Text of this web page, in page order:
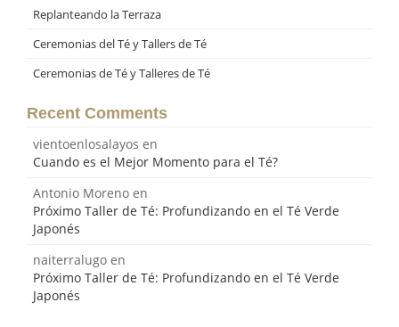
Replanteando la Terraza
Ceremonias del Té y Tallers de Té
Ceremonias de Té y Talleres de Té
Recent Comments
vientoenlosalayos en
Cuando es el Mejor Momento para el Té?
Antonio Moreno en
Próximo Taller de Té: Profundizando en el Té Verde
Japonés
naiterralugo en
Próximo Taller de Té: Profundizando en el Té Verde
Japonés